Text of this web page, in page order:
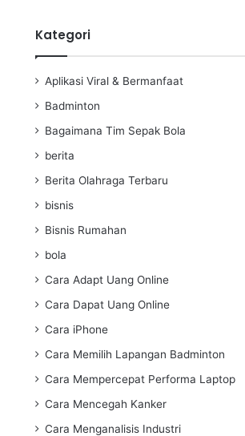
Kategori
Aplikasi Viral & Bermanfaat
Badminton
Bagaimana Tim Sepak Bola
berita
Berita Olahraga Terbaru
bisnis
Bisnis Rumahan
bola
Cara Adapt Uang Online
Cara Dapat Uang Online
Cara iPhone
Cara Memilih Lapangan Badminton
Cara Mempercepat Performa Laptop
Cara Mencegah Kanker
Cara Menganalisis Industri